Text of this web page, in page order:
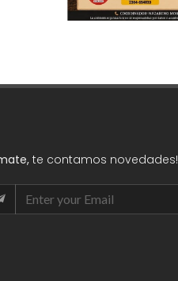
te contamos novedades!